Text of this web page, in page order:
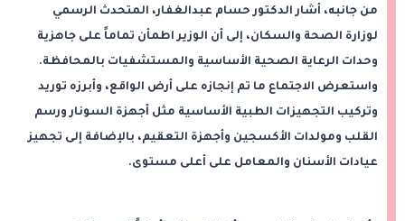
من جانبه، أشار الدكتور حسام عبدالغفار، المتحدث الرسمي
لوزارة الصحة والسكان، إلى أن الوزير اطمأن تماماً على جاهزية
وحدات الرعاية الصحية الأساسية والمستشفيات بالمحافظة.
واستعرض الاجتماع ما تم إنجازه على أرض الواقع، وأبرزه توريد
وتركيب التجهيزات الطبية الأساسية مثل أجهزة السونار ورسم
القلب ومولدات الأكسجين وأجهزة التعقيم، بالإضافة إلى تجهيز
عيادات الأسنان والمعامل على أعلى مستوى.